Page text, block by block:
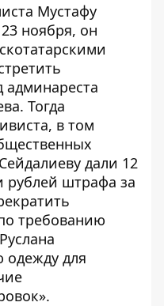
Мустафу
ноября, он
админареста
Тогда
в том
дали 12
рублей штрафа за
требованию
для